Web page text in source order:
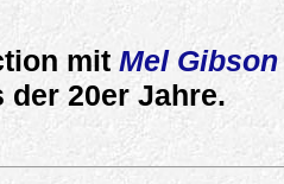
mit Mel Gibson
der 20er Jahre.